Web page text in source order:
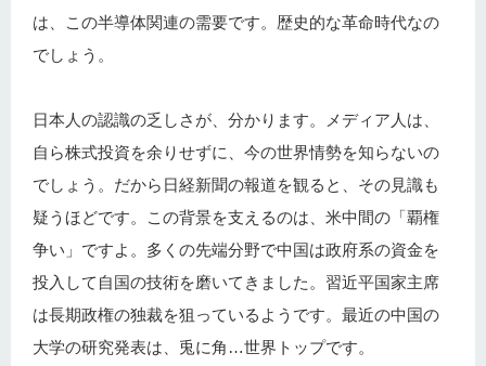
は、この半導体関連の需要です。歴史的な革命時代なの
でしょう。
日本人の認識の乏しさが、分かります。メディア人は、
自ら株式投資を余りせずに、今の世界情勢を知らないの
でしょう。だから日経新聞の報道を観ると、その見識も
疑うほどです。この背景を支えるのは、米中間の「覇権
争い」ですよ。多くの先端分野で中国は政府系の資金を
投入して自国の技術を磨いてきました。習近平国家主席
は長期政権の独裁を狙っているようです。最近の中国の
大学の研究発表は、兎に角…世界トップです。